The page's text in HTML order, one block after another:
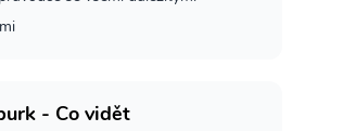
- Co vidět